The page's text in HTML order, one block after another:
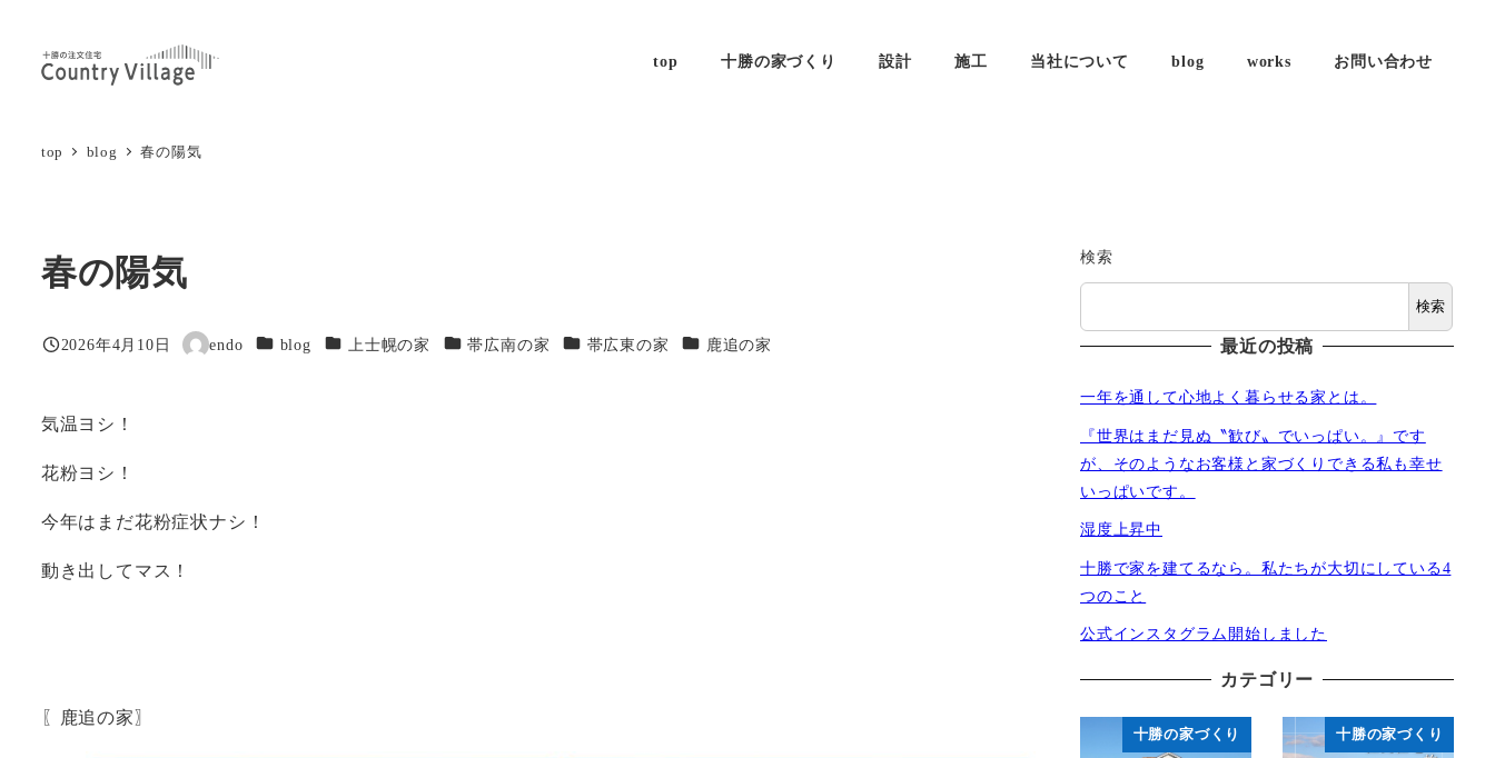
top 十勝の家づくり 設計 施工 当社について blog works お問い合わせ
top blog 春の陽気
春の陽気
投稿日
2026年4月10日
著
endo カテゴリー
blog カテゴリー
上士幌の家 カテゴリー
帯広南の家 カテゴリー
帯広東の家 カテゴリー
鹿追の家
気温ヨシ！
花粉ヨシ！
今年はまだ花粉症状ナシ！
動き出してマス！
〖鹿追の家〗
検索
検索
最近の投稿
一年を通して心地よく暮らせる家とは。
『世界はまだ見ぬ〝歓び〟でいっぱい。』です
が、そのようなお客様と家づくりできる私も幸せ
いっぱいです。
湿度上昇中
十勝で家を建てるなら。私たちが大切にしている4
つのこと
公式インスタグラム開始しました
カテゴリー
十勝の家づくり 十勝の家づくり